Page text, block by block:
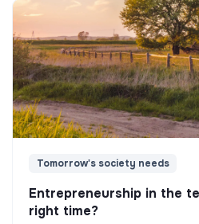
Tomorrow's society needs
Entrepreneurship in the
right time?